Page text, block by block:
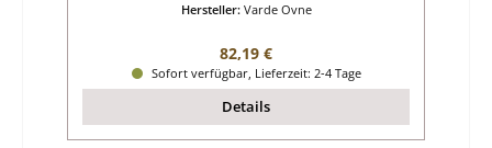
Hersteller: Varde Ovne
Regulärer Preis:
82,19 €
Sofort verfügbar, Lieferzeit: 2-4 Tage
Details